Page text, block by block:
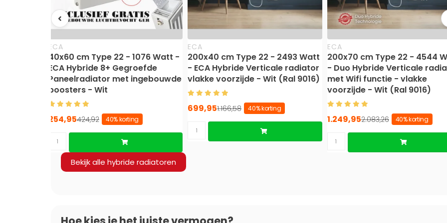
ECA
40x60 cm Type 22 - 1076 Watt -
ECA Hybride 8+ Gegroefde
Paneelradiator met ingebouwde
boosters - Wit
424,92
254,95 40% korting
ECA
200x40 cm Type 22 - 2493 Watt
- ECA Hybride Verticale radiator
vlakke voorzijde - Wit (Ral 9016)
1.166,58
699,95 40% korting
ECA
200x70 cm Type 22 - 4544
- Duo Hybride Verticale
met Wifi functie - vlakke
voorzijde - Wit (Ral 9016)
2.083,26
1.249,95 40% korting
Bekijk alle hybride radiatoren